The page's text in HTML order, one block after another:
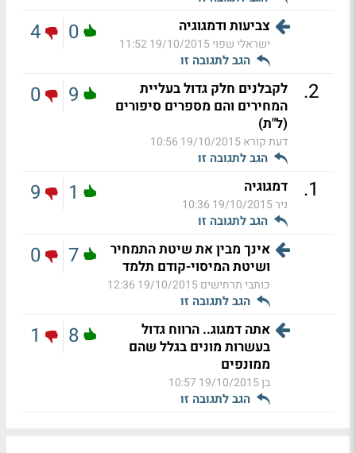
צביעות ודמגוגיה
ישראלי שפוי19/10/2015 11:52
הגב לתגובה זו
0
4
2
.
לקבלנים חלק גדול בעליית
המחירים והם מספרים סיפורים
(ל"ת)
דעת קורא19/10/2015 10:56
הגב לתגובה זו
9
0
1
. דמגוגיה
ניר19/10/2015 10:36
הגב לתגובה זו
1
9
אינך מבין את שיטת התמחיר
ושיטת המיסוי-קודם תלמד
כותבי תרחישים19/10/2015 12:36
הגב לתגובה זו
7
0
אתה דמגוג.. הרווח גדול
בעשרות מונים בגלל שהם
ממונפים
בן19/10/2015 10:57
הגב לתגובה זו
8
1